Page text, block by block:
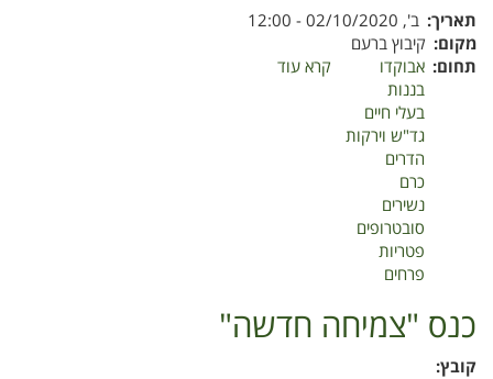
תאריך ב', 02/10/2020 - 12:00
מקום קיבוץ ברעם
תחום
אבוקדו
בננות
בעלי חיים
גד"ש וירקות
הדרים
כרם
נשירים
סובטרופים
פטריות
פרחים
קרא עוד
כנס "צמיחה חדשה"
קובץ